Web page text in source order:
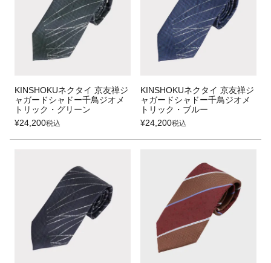
KINSHOKUネクタイ 京友禅ジ
ャガードシャドー千鳥ジオメ
トリック・グリーン
¥24,200税込
KINSHOKUネクタイ 京友禅ジ
ャガードシャドー千鳥ジオメ
トリック・ブルー
¥24,200税込